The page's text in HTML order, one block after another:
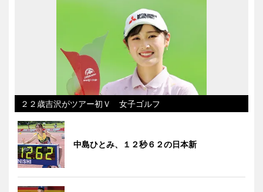
２２歳吉沢がツアー初Ｖ 女子ゴルフ
中島ひとみ、１２秒６２の日本新